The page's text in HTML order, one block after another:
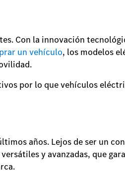
Con la innovación
un vehículo, los modelos
por lo que vehículos
años. Lejos de ser un
y avanzadas, que